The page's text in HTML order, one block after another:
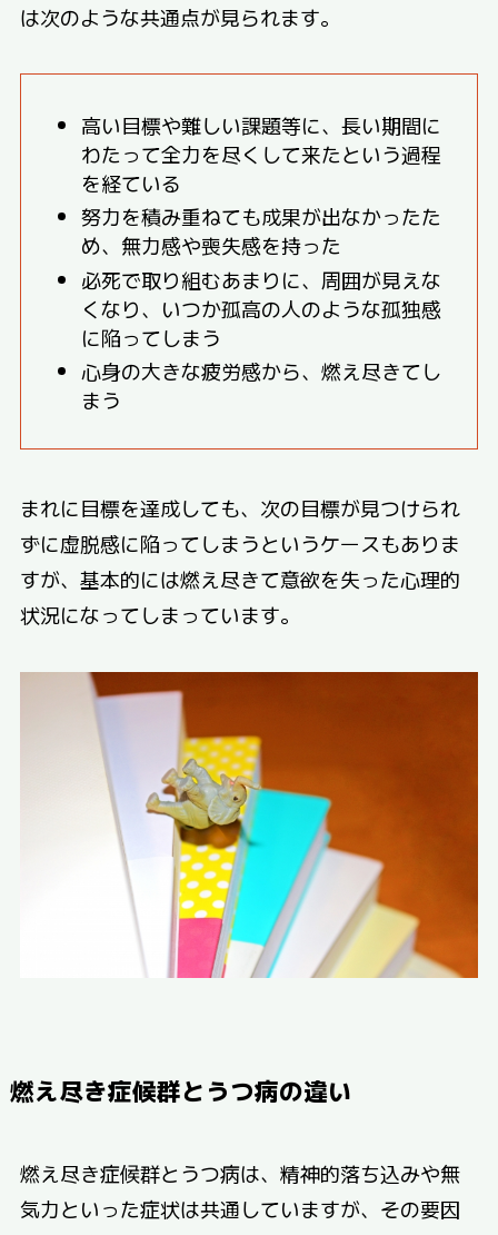
は次のような共通点が見られます。
高い目標や難しい課題等に、長い期間に
わたって全力を尽くして来たという過程
を経ている
努力を積み重ねても成果が出なかったた
め、無力感や喪失感を持った
必死で取り組むあまりに、周囲が見えな
くなり、いつか孤高の人のような孤独感
に陥ってしまう
心身の大きな疲労感から、燃え尽きてし
まう
まれに目標を達成しても、次の目標が見つけられ
ずに虚脱感に陥ってしまうというケースもありま
すが、基本的には燃え尽きて意欲を失った心理的
状況になってしまっています。
燃え尽き症候群とうつ病の違い
燃え尽き症候群とうつ病は、精神的落ち込みや無
気力といった症状は共通していますが、その要因